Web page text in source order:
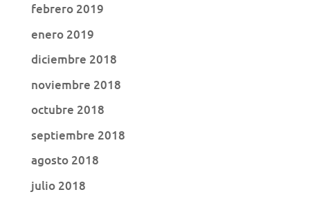
febrero 2019
enero 2019
diciembre 2018
noviembre 2018
octubre 2018
septiembre 2018
agosto 2018
julio 2018